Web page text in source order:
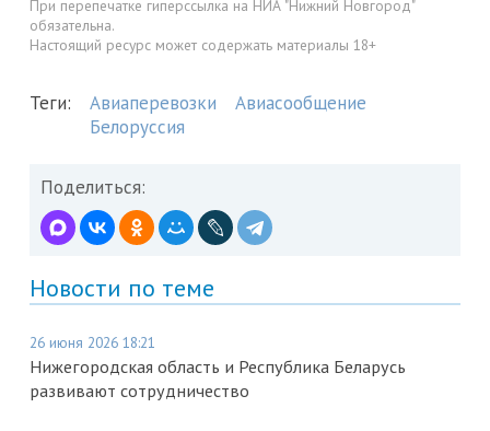
При перепечатке гиперссылка на НИА "Нижний Новгород"
обязательна.
Настоящий ресурс может содержать материалы 18+
Теги: Авиаперевозки
Авиасообщение
Белоруссия
Поделиться:
Новости по теме
26 июня 2026 18:21
Нижегородская область и Республика Беларусь
развивают сотрудничество